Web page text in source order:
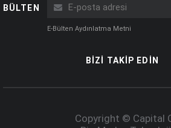
BÜLTEN
E-Bülten Aydınlatma Metni
BİZİ TAKİP EDİN
Copyright © Capital